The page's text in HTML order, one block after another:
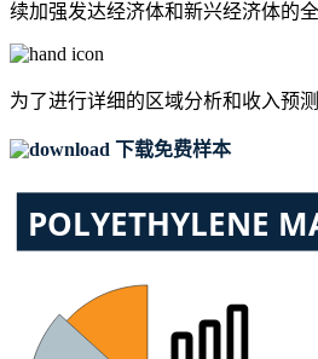
续加强发达经济体和新兴经济体的
为了进行详细的区域分析和收入预
下载免费样本